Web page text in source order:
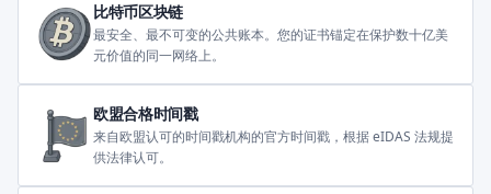
比特币区块链
最安全、最不可变的公共账本。您的证书锚定在保护数十亿美
元价值的同一网络上。
欧盟合格时间戳
来自欧盟认可的时间戳机构的官方时间戳，根据 eIDAS 法规提
供法律认可。